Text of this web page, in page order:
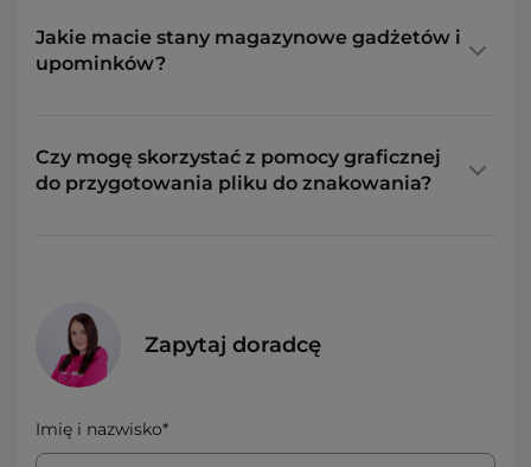
Jakie macie stany magazynowe gadżetów i
upominków?
Czy mogę skorzystać z pomocy graficznej
do przygotowania pliku do znakowania?
Zapytaj doradcę
Imię i nazwisko*